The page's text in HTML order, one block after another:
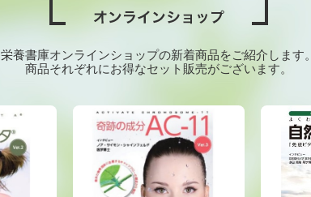
栄養書庫オンラインショップの新着商品をご紹介します。
商品それぞれにお得なセット販売がございます。